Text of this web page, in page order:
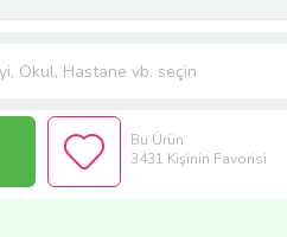
Bu Ürün
3431 Kişinin Favorisi